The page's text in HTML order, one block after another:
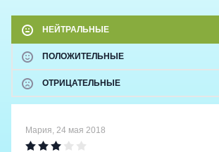
НЕЙТРАЛЬНЫЕ
ПОЛОЖИТЕЛЬНЫЕ
ОТРИЦАТЕЛЬНЫЕ
Мария, 24 мая 2018